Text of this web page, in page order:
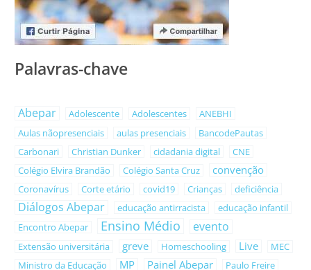
Palavras-chave
Abepar Adolescente Adolescentes
ANEBHI
Aulas nãopresenciais
aulas presenciais
BancodePautas
Carbonari
Christian Dunker cidadania digital
CNE
Colégio Elvira Brandão
Colégio Santa Cruz convenção
Coronavírus Corte etário covid19 Crianças deficiência
Diálogos Abepar educação antirracista
educação infantil
Encontro Abepar
Ensino Médio evento
Extensão universitária greve Homeschooling Live
MEC
Ministro da Educação
MP Painel Abepar Paulo Freire